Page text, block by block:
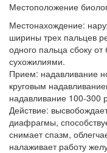
Местоположение
Местонахождение:
ширины трех пальцев
одного пальца сбоку
сухожилиями.
Прием: надавливание
круговым
надавливание 100-300
Действие:
диафрагмы,
снимает спазм,
налаживает работу